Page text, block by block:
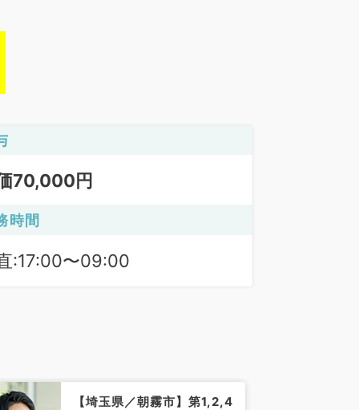
70,000円
時間
:17:00〜09:00
【埼玉県／朝霧市】第1,2,4